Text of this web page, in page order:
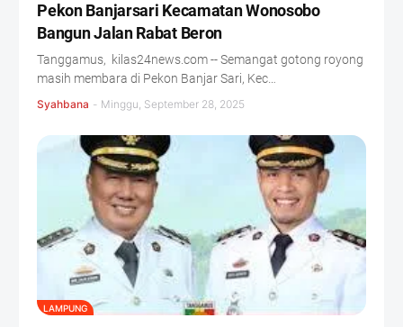
Pekon Banjarsari Kecamatan Wonosobo
Bangun Jalan Rabat Beron
Tanggamus, kilas24news.com -- Semangat gotong royong
masih membara di Pekon Banjar Sari, Kec…
Syahbana - Minggu, September 28, 2025
LAMPUNG